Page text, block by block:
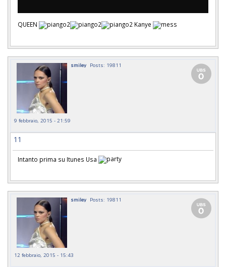
QUEEN Kanye
smiley Posts: 19811
9 febbraio, 2015 - 21:59
11
Intanto prima su Itunes Usa
smiley Posts: 19811
12 febbraio, 2015 - 15:43